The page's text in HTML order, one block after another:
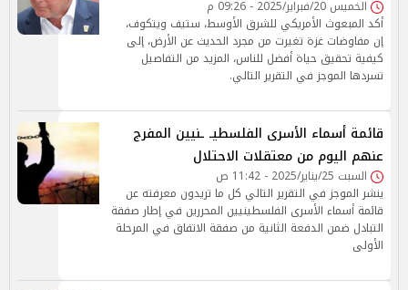
الخميس 20/فبراير/2025 - 09:26 م
أكد المبعوث الأمريكي للشرق الأوسط، ستيف ويتكوف،
إن مفاوضات غزة تغيرت من مجرد الحديث عن الأرض، إلى
كيفية تحقيق حياة أفضل للناس، المزيد من التفاصيل
تسردها الموجز في التقرير التالي.
قائمة أسماء الأسرى الفلسطيـ ـنيين المفرج
عنهم اليوم من معتقلات الاحتلال
السبت 25/يناير/2025 - 11:42 ص
ينشر الموجز في التقرير التالي كل ما تريدون معرفته عن
قائمة أسماء الأسرى الفلسطينيين المحررين في إطار صفقة
التبادل ضمن الدفعة الثانية من صفقة الاتفاق في المرحلة
الأولى